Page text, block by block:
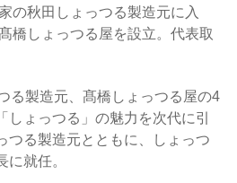
の秋田しょっつる製造元に入
橋しょっつる屋を設立。代表取
る製造元、髙橋しょっつる屋の4
ょっつる」の魅力を次代に引
つる製造元とともに、しょっつ
に就任。